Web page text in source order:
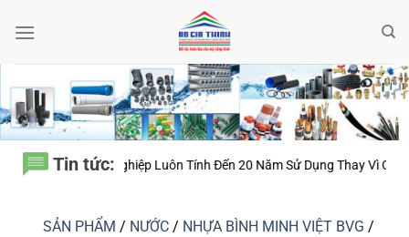
qua
Tin tức:
Nghiệp Luôn Tính Đến 20 Năm Sử Dụng Thay Vì Chỉ Giá Thành?
SẢN PHẨM / NƯỚC / NHỰA BÌNH MINH VIỆT BVG /